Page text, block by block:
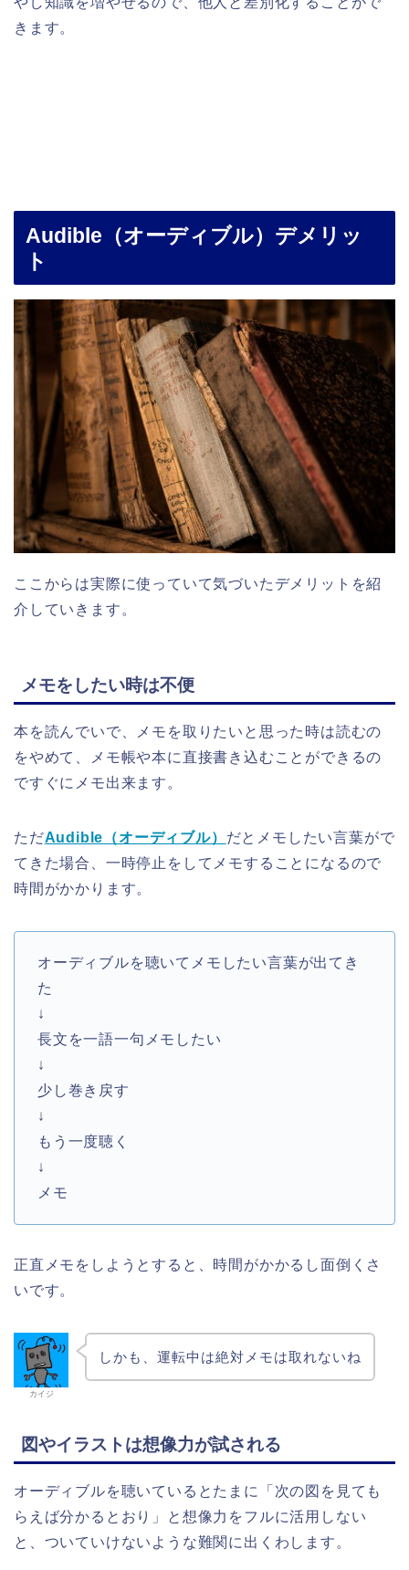
きます。
Audible（オーディブル）デメリッ
ト
ここからは実際に使っていて気づいたデメリットを紹
介していきます。
メモをしたい時は不便
本を読んでいで、メモを取りたいと思った時は読むの
をやめて、メモ帳や本に直接書き込むことができるの
ですぐにメモ出来ます。
ただAudible（オーディブル） だとメモしたい言葉がで
てきた場合、一時停止をしてメモすることになるので
時間がかかります。
オーディブルを聴いてメモしたい言葉が出てき
た
↓
長文を一語一句メモしたい
↓
少し巻き戻す
↓
もう一度聴く
↓
メモ
正直メモをしようとすると、時間がかかるし面倒くさ
いです。
カイジ
しかも、運転中は絶対メモは取れないね
図やイラストは想像力が試される
オーディブルを聴いているとたまに「次の図を見ても
らえば分かるとおり」と想像力をフルに活用しない
と、ついていけないような難関に出くわします。